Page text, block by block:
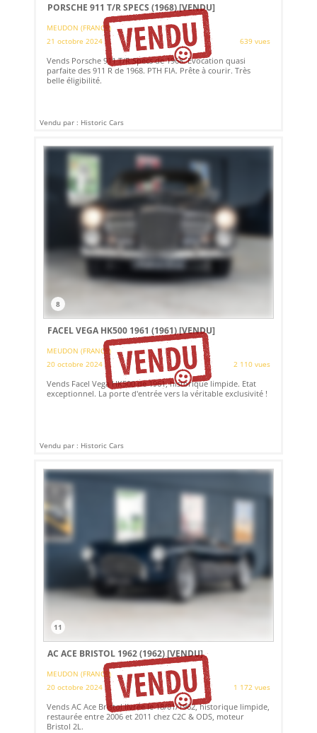
PORSCHE 911 T/R SPECS (1968)[VENDU]
MEUDON (FRANCE)
21 octobre 2024
639 vues
Vends Porsche 911 T/R Specs de 1968. Evocation quasi
parfaite des 911 R de 1968. PTH FIA. Prête à courir. Très
belle éligibilité.
Vendu par : Historic Cars
8
FACEL VEGA HK500 1961 (1961)[VENDU]
MEUDON (FRANCE)
20 octobre 2024
2 110 vues
Vends Facel Vega HK500 de 1961, historique limpide. Etat
exceptionnel. La porte d'entrée vers la véritable exclusivité !
Vendu par : Historic Cars
11
AC ACE BRISTOL 1962 (1962)[VENDU]
MEUDON (FRANCE)
20 octobre 2024
1 172 vues
Vends AC Ace Bristol livrée le 18/01/1962, historique limpide,
restaurée entre 2006 et 2011 chez C2C & ODS, moteur
Bristol 2L.